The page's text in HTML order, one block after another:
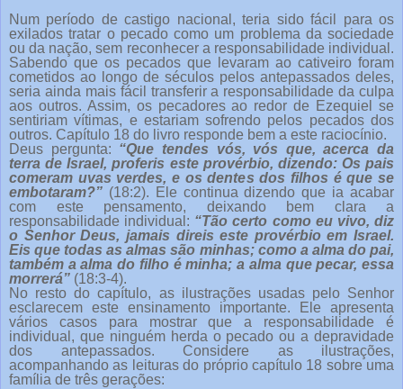
Num período de castigo nacional, teria sido fácil para os
exilados tratar o pecado como um problema da sociedade
ou da nação, sem reconhecer a responsabilidade individual.
Sabendo que os pecados que levaram ao cativeiro foram
cometidos ao longo de séculos pelos antepassados deles,
seria ainda mais fácil transferir a responsabilidade da culpa
aos outros. Assim, os pecadores ao redor de Ezequiel se
sentiriam vítimas, e estariam sofrendo pelos pecados dos
outros. Capítulo 18 do livro responde bem a este raciocínio.
Deus pergunta: “Que tendes vós, vós que, acerca da
terra de Israel, proferis este provérbio, dizendo: Os pais
comeram uvas verdes, e os dentes dos filhos é que se
embotaram?” (18:2). Ele continua dizendo que ia acabar
com este pensamento, deixando bem clara a
responsabilidade individual: “Tão certo como eu vivo, diz
o Senhor Deus, jamais direis este provérbio em Israel.
Eis que todas as almas são minhas; como a alma do pai,
também a alma do filho é minha; a alma que pecar, essa
morrerá” (18:3-4).
No resto do capítulo, as ilustrações usadas pelo Senhor
esclarecem este ensinamento importante. Ele apresenta
vários casos para mostrar que a responsabilidade é
individual, que ninguém herda o pecado ou a depravidade
dos antepassados. Considere as ilustrações,
acompanhando as leituras do próprio capítulo 18 sobre uma
família de três gerações: